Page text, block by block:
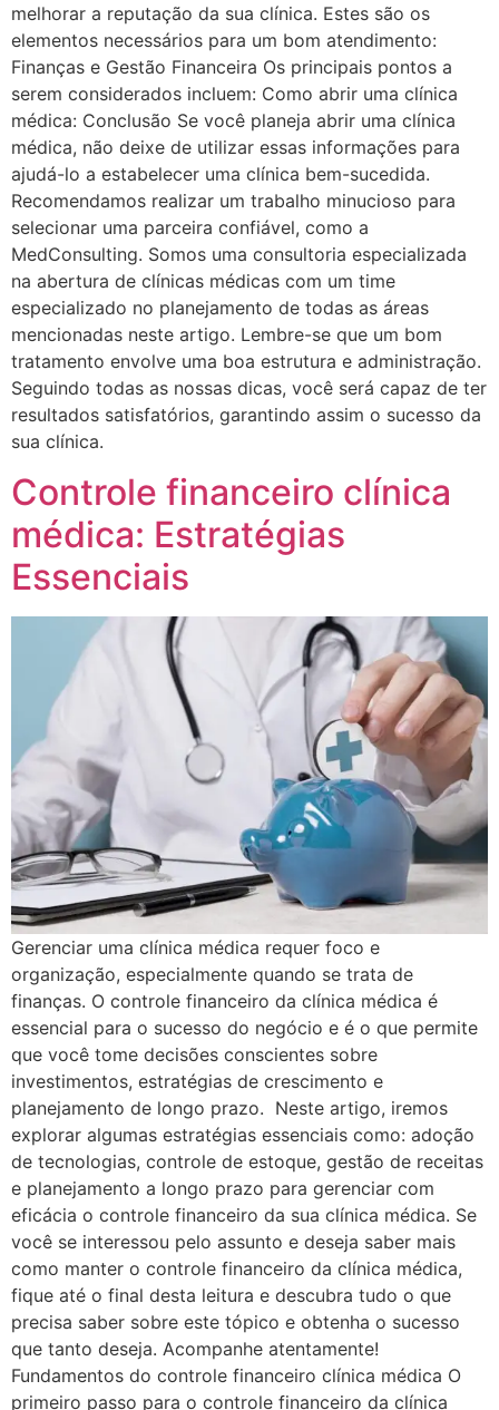
melhorar a reputação da sua clínica. Estes são os
elementos necessários para um bom atendimento:
Finanças e Gestão Financeira Os principais pontos a
serem considerados incluem: Como abrir uma clínica
médica: Conclusão Se você planeja abrir uma clínica
médica, não deixe de utilizar essas informações para
ajudá-lo a estabelecer uma clínica bem-sucedida.
Recomendamos realizar um trabalho minucioso para
selecionar uma parceira confiável, como a
MedConsulting. Somos uma consultoria especializada
na abertura de clínicas médicas com um time
especializado no planejamento de todas as áreas
mencionadas neste artigo. Lembre-se que um bom
tratamento envolve uma boa estrutura e administração.
Seguindo todas as nossas dicas, você será capaz de ter
resultados satisfatórios, garantindo assim o sucesso da
sua clínica.
Controle financeiro clínica
médica: Estratégias
Essenciais
Gerenciar uma clínica médica requer foco e
organização, especialmente quando se trata de
finanças. O controle financeiro da clínica médica é
essencial para o sucesso do negócio e é o que permite
que você tome decisões conscientes sobre
investimentos, estratégias de crescimento e
planejamento de longo prazo. Neste artigo, iremos
explorar algumas estratégias essenciais como: adoção
de tecnologias, controle de estoque, gestão de receitas
e planejamento a longo prazo para gerenciar com
eficácia o controle financeiro da sua clínica médica. Se
você se interessou pelo assunto e deseja saber mais
como manter o controle financeiro da clínica médica,
fique até o final desta leitura e descubra tudo o que
precisa saber sobre este tópico e obtenha o sucesso
que tanto deseja. Acompanhe atentamente!
Fundamentos do controle financeiro clínica médica O
primeiro passo para o controle financeiro da clínica